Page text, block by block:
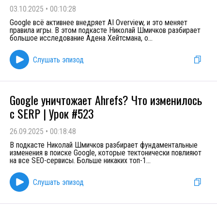
03.10.2025 • 00:10:28
Google всё активнее внедряет AI Overview, и это меняет
правила игры. В этом подкасте Николай Шмичков разбирает
большое исследование Адена Хейтсмана, о...
Слушать эпизод
Google уничтожает Ahrefs? Что изменилось
с SERP | Урок #523
26.09.2025 • 00:18:48
В подкасте Николай Шмичков разбирает фундаментальные
изменения в поиске Google, которые тектонически повлияют
на все SEO-сервисы. Больше никаких топ-1...
Слушать эпизод